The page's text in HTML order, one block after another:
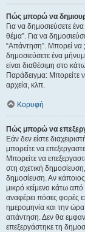
Πώς μπορώ να
Για να δημοσιεύσετε
θέμα”. Για να
“Απάντηση”. Μπορεί να
δημοσιεύσετε ένα
είναι διαθέσιμη στο
Παράδειγμα: Μπορείτε
αρχεία, κλπ.
Κορυφή
Πώς μπορώ να
Εάν δεν είστε
μπορείτε να
Μπορείτε να
στη σχετική
δημοσίευση. Αν
μικρό κείμενο κάτω
αναφέρει πόσες φορές
ημερομηνία και την
απάντηση. Δεν θα
επεξεργάστηκε τη